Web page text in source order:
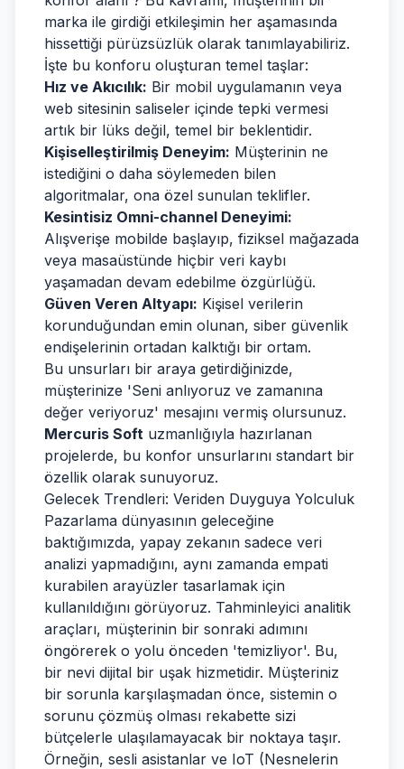
marka ile girdiği etkileşimin her aşamasında
hissettiği pürüzsüzlük olarak tanımlayabiliriz.
İşte bu konforu oluşturan temel taşlar:
Hız ve Akıcılık: Bir mobil uygulamanın veya
web sitesinin saliseler içinde tepki vermesi
artık bir lüks değil, temel bir beklentidir.
Kişiselleştirilmiş Deneyim: Müşterinin ne
istediğini o daha söylemeden bilen
algoritmalar, ona özel sunulan teklifler.
Kesintisiz Omni-channel Deneyimi:
Alışverişe mobilde başlayıp, fiziksel mağazada
veya masaüstünde hiçbir veri kaybı
yaşamadan devam edebilme özgürlüğü.
Güven Veren Altyapı: Kişisel verilerin
korunduğundan emin olunan, siber güvenlik
endişelerinin ortadan kalktığı bir ortam.
Bu unsurları bir araya getirdiğinizde,
müşterinize 'Seni anlıyoruz ve zamanına
değer veriyoruz' mesajını vermiş olursunuz.
Mercuris Soft uzmanlığıyla hazırlanan
projelerde, bu konfor unsurlarını standart bir
özellik olarak sunuyoruz.
Gelecek Trendleri: Veriden Duyguya Yolculuk
Pazarlama dünyasının geleceğine
baktığımızda, yapay zekanın sadece veri
analizi yapmadığını, aynı zamanda empati
kurabilen arayüzler tasarlamak için
kullanıldığını görüyoruz. Tahminleyici analitik
araçları, müşterinin bir sonraki adımını
öngörerek o yolu önceden 'temizliyor'. Bu,
bir nevi dijital bir uşak hizmetidir. Müşteriniz
bir sorunla karşılaşmadan önce, sistemin o
sorunu çözmüş olması rekabette sizi
bütçelerle ulaşılamayacak bir noktaya taşır.
Örneğin, sesli asistanlar ve IoT (Nesnelerin